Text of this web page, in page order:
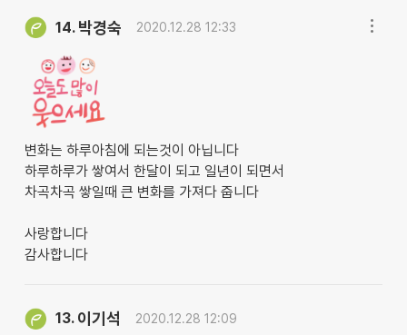
14. 박경숙 2020.12.28 12:33
변화는 하루아침에 되는것이 아닙니다
하루하루가 쌓여서 한달이 되고 일년이 되면서
차곡차곡 쌓일때 큰 변화를 가져다 줍니다
사랑합니다
감사합니다
13. 이기석 2020.12.28 12:09